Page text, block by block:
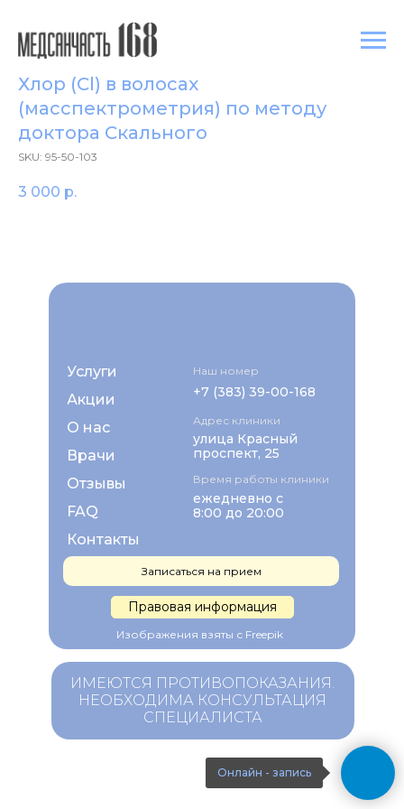
Хлор (Cl) в волосах
(масспектрометрия) по методу
доктора Скального
SKU: 95-50-103
3 000 р.
Услуги
Правовая информация
Акции
Врачи
О нас
+7 (383) 39-00-168
Отзывы
FAQ
Контакты
Наш номер
ежедневно с
8:00 до 20:00
Время работы клиники
Адрес клиники
улица Красный
проспект, 25
Записаться на прием
Изображения взяты с Freepik
ИМЕЮТСЯ ПРОТИВОПОКАЗАНИЯ.
НЕОБХОДИМА КОНСУЛЬТАЦИЯ
СПЕЦИАЛИСТА
Онлайн - запись